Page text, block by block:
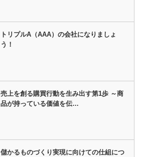
トリプルA（AAA）の会社になりましょ
う！
売上を創る購買行動を生み出す第1歩 ～商
品が持っている価値を伝…
儲かるものづくり実現に向けての仕組につ